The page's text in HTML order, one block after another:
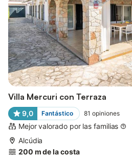
Villa Mercuri con Terraza
9,0 Fantástico 81 opiniones
Mejor valorado por las familias
Alcúdia
200 m de la costa